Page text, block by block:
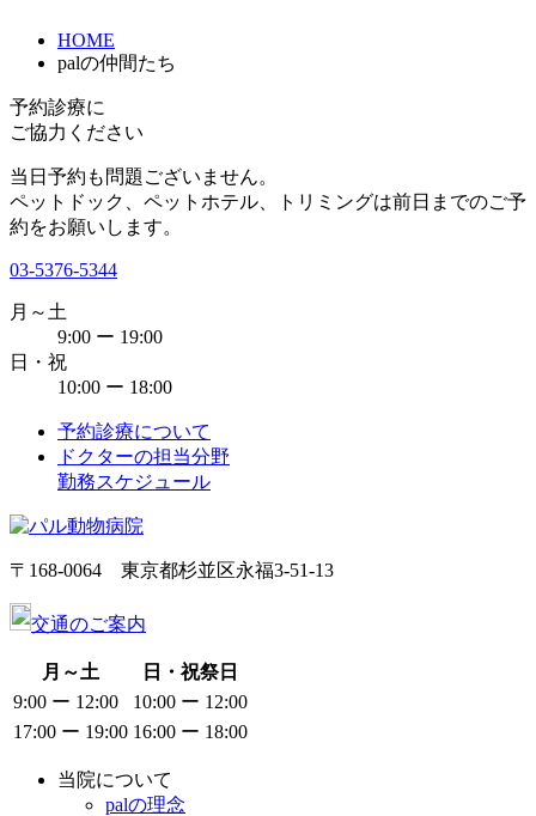
HOME
palの仲間たち
予約診療に
ご協力ください
当日予約も問題ございません。
ペットドック、ペットホテル、トリミングは前日までのご予
約をお願いします。
03-5376-5344
月～土
9:00 ー 19:00
日・祝
10:00 ー 18:00
予約診療について
ドクターの担当分野
勤務スケジュール
〒168-0064 東京都杉並区永福3-51-13
交通のご案内
月～土
日・祝祭日
9:00 ー 12:00
10:00 ー 12:00
17:00 ー 19:00 16:00 ー 18:00
当院について
palの理念